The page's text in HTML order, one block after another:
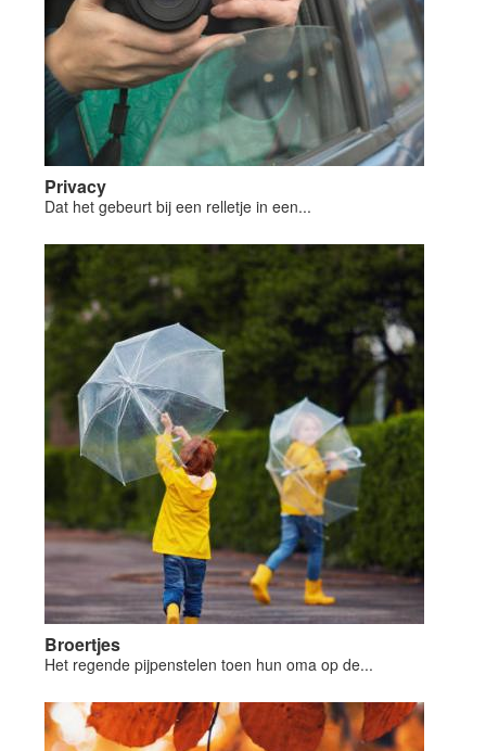
Privacy
Dat het gebeurt bij een relletje in een...
Broertjes
Het regende pijpenstelen toen hun oma op de...